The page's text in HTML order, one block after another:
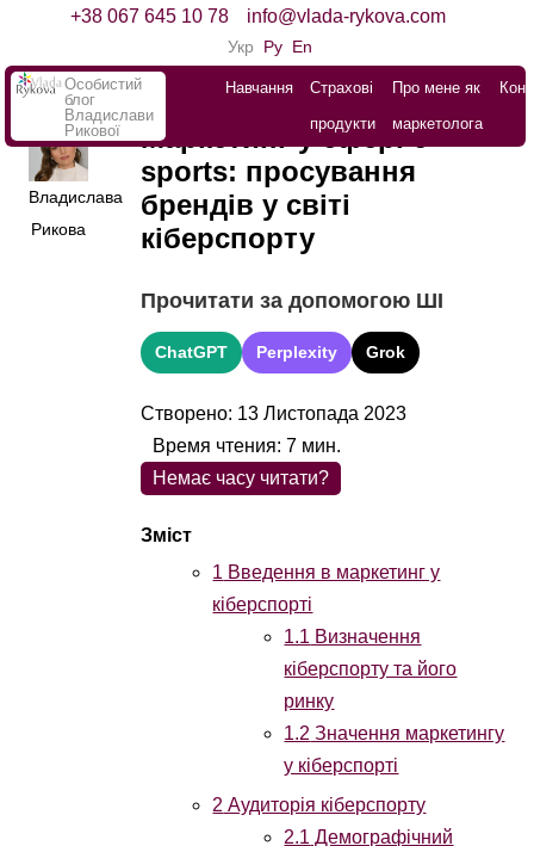
+38 067 645 10 78 info@vlada-rykova.com
Укр Ру En
Особистий
блог
Владислави
Рикової
Навчання
Страхові
продукти
Про мене як
маркетолога
Владислава
Рикова
Маркетинг у сфері e-
sports: просування
брендів у світі
кіберспорту
Прочитати за допомогою ШІ
ChatGPT Perplexity Grok
Створено: 13 Листопада 2023
Немає часу читати?
1 Введення в маркетинг у
кіберспорті
1.1 Визначення
кіберспорту та його
ринку
1.2 Значення маркетингу
у кіберспорті
2 Аудиторія кіберспорту
2.1 Демографічний
Время чтения:7 мин.